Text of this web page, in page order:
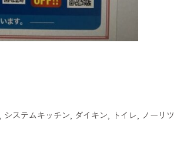
システムキッチン ダイキン トイレ ノーリツ